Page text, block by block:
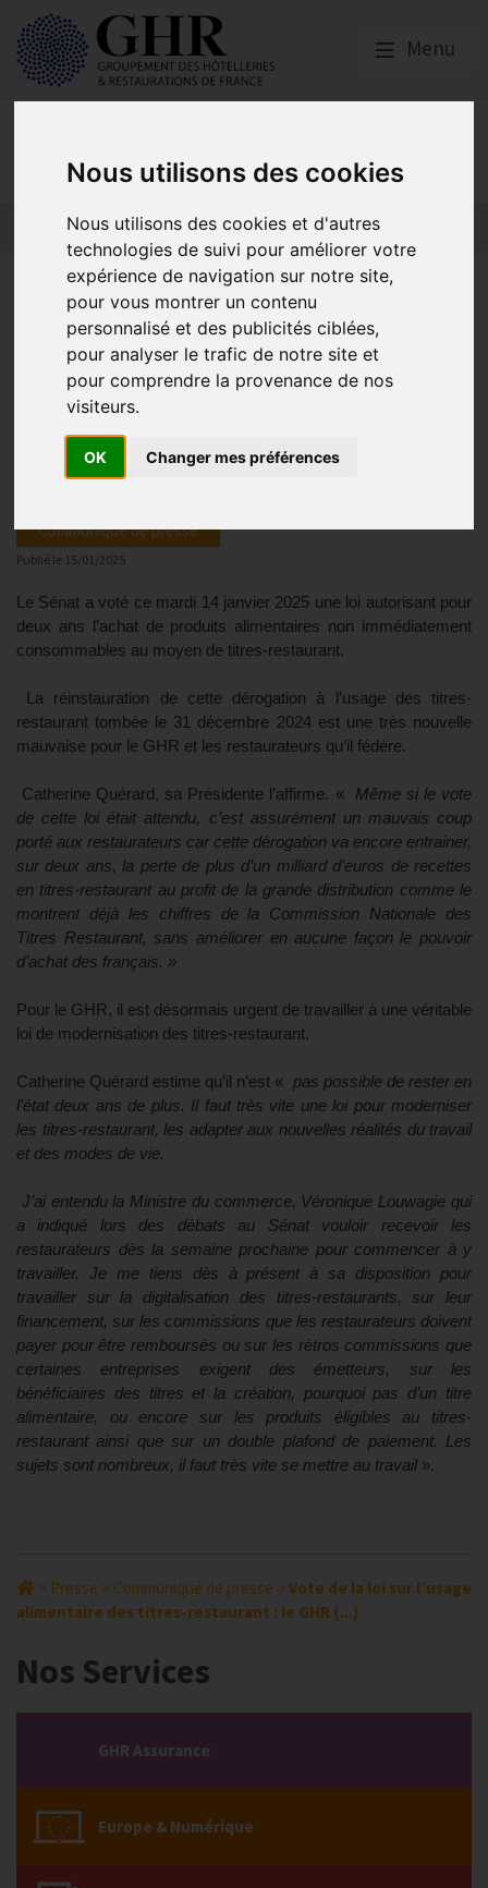
Nous utilisons des cookies
Nous utilisons des cookies et d'autres
technologies de suivi pour améliorer votre
expérience de navigation sur notre site,
pour vous montrer un contenu
personnalisé et des publicités ciblées,
pour analyser le trafic de notre site et
pour comprendre la provenance de nos
visiteurs.
OK Changer mes préférences
Menu
Presse
Vote de la loi sur l’usage
alimentaire des titres-
restaurant : le GHR souhaite
une loi de modernisation des
titres-restaurant au plus vite
Communiqué de presse
Publié le 15/01/2025
Le Sénat a voté ce mardi 14 janvier 2025 une loi autorisant pour
deux ans l’achat de produits alimentaires non immédiatement
consommables au moyen de titres-restaurant.
La réinstauration de cette dérogation à l’usage des titres-
restaurant tombée le 31 décembre 2024 est une très nouvelle
mauvaise pour le GHR et les restaurateurs qu’il fédère.
Catherine Quérard, sa Présidente l’affirme. «
Même si le vote
de cette loi était attendu, c’est assurément un mauvais coup
porté aux restaurateurs car cette dérogation va encore entrainer,
sur deux ans, la perte de plus d’un milliard d’euros de recettes
en titres-restaurant au profit de la grande distribution comme le
montrent déjà les chiffres de la Commission Nationale des
Titres Restaurant, sans améliorer en aucune façon le pouvoir
d’achat des français. »
Pour le GHR, il est désormais urgent de travailler à une véritable
loi de modernisation des titres-restaurant.
Catherine Quérard estime qu’il n’est «
pas possible de rester en
l’état deux ans de plus. Il faut très vite une loi pour moderniser
les titres-restaurant, les adapter aux nouvelles réalités du travail
et des modes de vie.
J’ai entendu la Ministre du commerce, Véronique Louwagie qui
a indiqué lors des débats au Sénat vouloir recevoir les
restaurateurs dès la semaine prochaine pour commencer à y
travailler. Je me tiens dès à présent à sa disposition pour
travailler sur la digitalisation des titres-restaurants, sur leur
financement, sur les commissions que les restaurateurs doivent
payer pour être remboursés ou sur les rétros commissions que
certaines entreprises exigent des émetteurs, sur les
bénéficiaires des titres et la création, pourquoi pas d’un titre
alimentaire, ou encore sur les produits éligibles au titres-
restaurant ainsi que sur un double plafond de paiement. Les
sujets sont nombreux, il faut très vite se mettre au travail».
> Presse > Communiqué de presse > Vote de la loi sur l’usage
alimentaire des titres-restaurant : le GHR (...)
Nos Services
GHR Assurance
Europe & Numérique